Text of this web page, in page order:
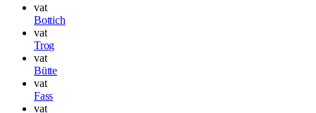
vat
Bottich
vat
Trog
vat
Bütte
vat
Fass
vat